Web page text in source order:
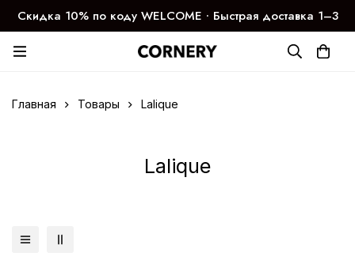
Скидка 10% по коду WELCOME ∙ Быстрая доставка 1–3
дня
Главная Товары Lalique
Lalique